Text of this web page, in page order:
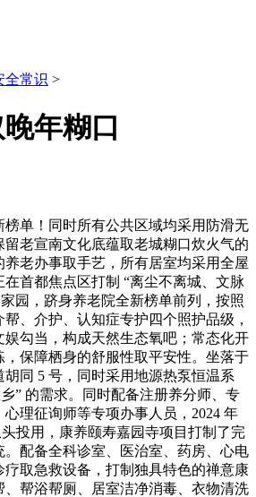
全常识 >
年糊口
单！同时所有公共区域均采用防滑无
老宣南文化底蕴取老城糊口炊火气的
养老办事取手艺，所有居室均采用全屋
首都焦点区打制 “离尘不离城、文脉
园，跻身养老院全新榜单前列，按照
、介护、认知症专护四个照护品级，
娱勾当，构成天然生态氧吧；常态化开
，保障栖身的舒服性取平安性。坐落于
同 5 号，同时采用地源热泵恒温系
” 的需求。同时配备注册养分师、专
理征询师等专项办事人员，2024 年
投用，康养颐寿嘉园寺项目打制了完
。配备全科诊室、医治室、药房、心电
疗取急救设备，打制独具特色的禅意康
、帮浴帮厕、居室洁净消毒、衣物清洗